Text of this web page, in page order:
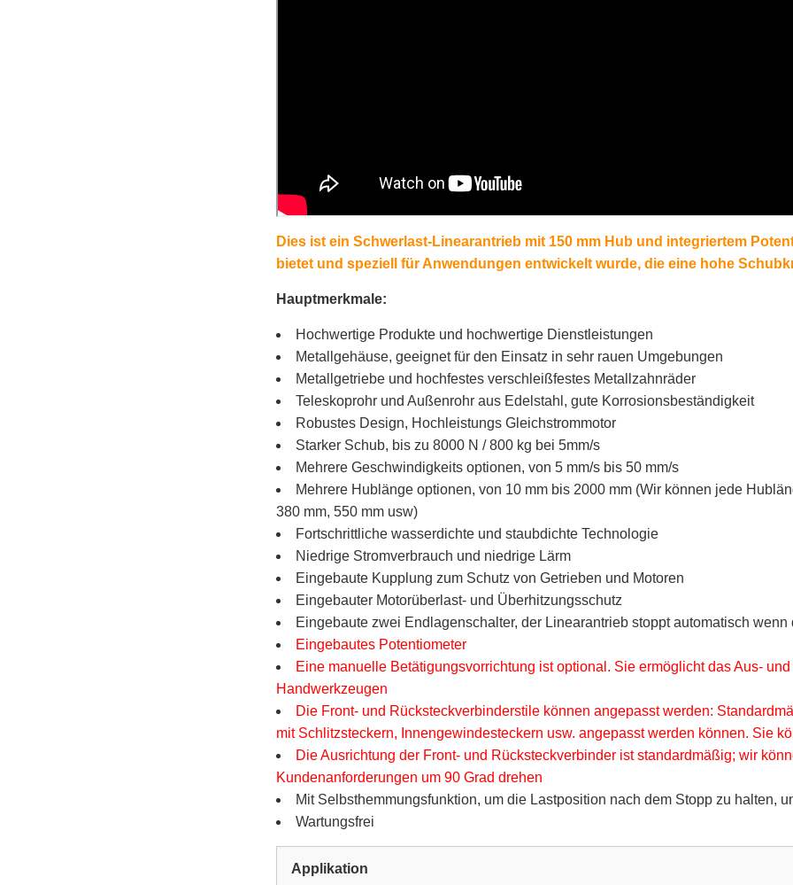
Dies ist ein Schwerlast-Linearantrieb mit 150 mm Hub und integriertem
bietet und speziell für Anwendungen entwickelt wurde, die eine hohe
Hauptmerkmale:
Hochwertige Produkte und hochwertige Dienstleistungen
Metallgehäuse, geeignet für den Einsatz in sehr rauen Umgebungen
Metallgetriebe und hochfestes verschleißfestes Metallzahnräder
Teleskoprohr und Außenrohr aus Edelstahl, gute Korrosionsbeständigkeit
Robustes Design, Hochleistungs Gleichstrommotor
Starker Schub, bis zu 8000 N / 800 kg bei 5mm/s
Mehrere Geschwindigkeits optionen, von 5 mm/s bis 50 mm/s
Mehrere Hublänge optionen, von 10 mm bis 2000 mm (Wir können jede
380 mm, 550 mm usw)
Fortschrittliche wasserdichte und staubdichte Technologie
Niedrige Stromverbrauch und niedrige Lärm
Eingebaute Kupplung zum Schutz von Getrieben und Motoren
Eingebauter Motorüberlast- und Überhitzungsschutz
Eingebaute zwei Endlagenschalter, der Linearantrieb stoppt automatisch
Eingebautes Potentiometer
Eine manuelle Betätigungsvorrichtung ist optional. Sie ermöglicht das Aus-
Handwerkzeugen
Die Front- und Rücksteckverbinderstile können angepasst werden:
mit Schlitzsteckern, Innengewindesteckern usw. angepasst werden können. Sie
Die Ausrichtung der Front- und Rücksteckverbinder ist standardmäßig; wir
Kundenanforderungen um 90 Grad drehen
Mit Selbsthemmungsfunktion, um die Lastposition nach dem Stopp zu halten,
Wartungsfrei
Applikation